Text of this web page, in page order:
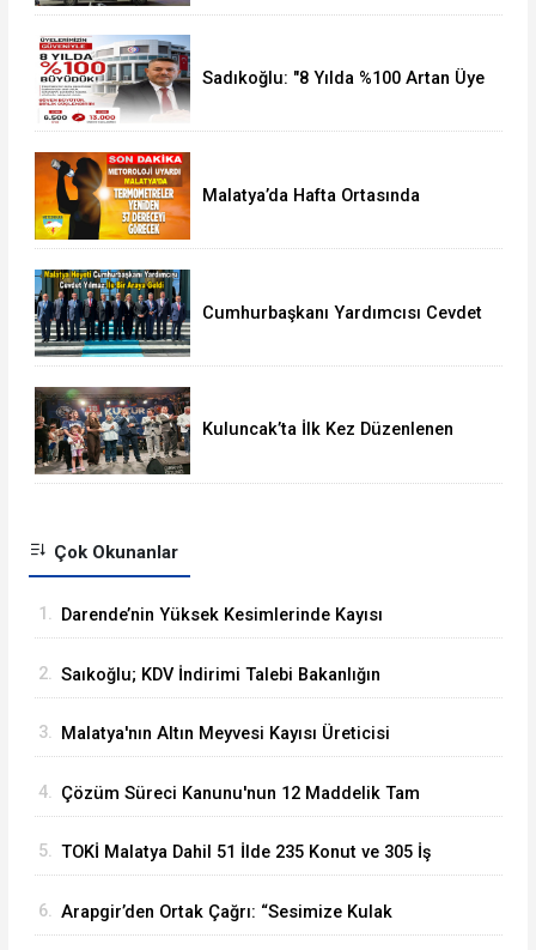
Sadıkoğlu: "8 Yılda %100 Artan Üye
Malatya’da Hafta Ortasında
Cumhurbaşkanı Yardımcısı Cevdet
Kuluncak’ta İlk Kez Düzenlenen
Çok Okunanlar
1. Darende’nin Yüksek Kesimlerinde Kayısı
2. Saıkoğlu; KDV İndirimi Talebi Bakanlığın
3. Malatya'nın Altın Meyvesi Kayısı Üreticisi
4. Çözüm Süreci Kanunu'nun 12 Maddelik Tam
5. TOKİ Malatya Dahil 51 İlde 235 Konut ve 305 İş
6. Arapgir’den Ortak Çağrı: “Sesimize Kulak